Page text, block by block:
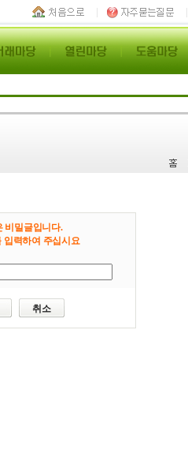
비밀글입니다.
입력하여 주십시요
취소